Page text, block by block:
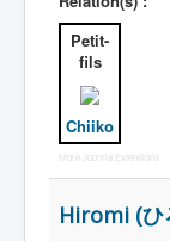
Petit-
fils
Chiiko
More Joomla Extensions
Hiromi (ひ